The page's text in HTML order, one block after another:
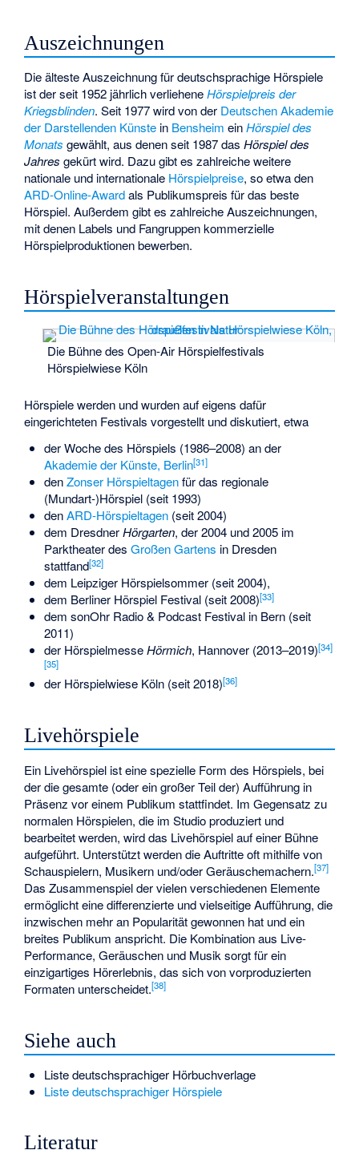
Auszeichnungen
Die älteste Auszeichnung für deutschsprachige Hörspiele
ist der seit 1952 jährlich verlieheneHörspielpreis der
Kriegsblinden. Seit 1977 wird von der Deutschen Akademie
der Darstellenden Künste in Bensheim einHörspiel des
Monats gewählt, aus denen seit 1987 dasHörspiel des
Jahres gekürt wird. Dazu gibt es zahlreiche weitere
nationale und internationale Hörspielpreise, so etwa den
ARD-Online-Awardals Publikumspreis für das beste
Hörspiel. Außerdem gibt es zahlreiche Auszeichnungen,
mit denen Labels und Fangruppen kommerzielle
Hörspielproduktionen bewerben.
Hörspielveranstaltungen
Die Bühne des Open-Air Hörspielfestivals
Hörspielwiese Köln
Hörspiele werden und wurden auf eigens dafür
eingerichteten Festivals vorgestellt und diskutiert, etwa
der Woche des Hörspiels (1986–2008) an der
Akademie der Künste, Berlin[31]
denZonser Hörspieltagenfür das regionale
(Mundart-)Hörspiel (seit 1993)
denARD-Hörspieltagen(seit 2004)
dem DresdnerHörgarten, der 2004 und 2005 im
Parktheater des Großen Gartens in Dresden
stattfand[32]
dem Leipziger Hörspielsommer(seit 2004),
dem Berliner Hörspiel Festival (seit 2008)[33]
dem sonOhr Radio & PodcastFestival in Bern (seit
2011)
der HörspielmesseHörmich, Hannover (2013–2019)[34]
[35]
der Hörspielwiese Köln(seit 2018)[36]
Livehörspiele
Ein Livehörspiel ist eine spezielle Form des Hörspiels, bei
der die gesamte (oder ein großer Teil der) Aufführung in
Präsenz vor einem Publikum stattfindet. Im Gegensatz zu
normalen Hörspielen, die im Studio produziert und
bearbeitet werden, wird das Livehörspiel auf einer Bühne
aufgeführt. Unterstützt werden die Auftritte oft mithilfe von
Schauspielern, Musikern und/oder Geräuschemachern.[37]
Das Zusammenspiel der vielen verschiedenen Elemente
ermöglicht eine differenzierte und vielseitige Aufführung, die
inzwischen mehr an Popularität gewonnen hat und ein
breites Publikum anspricht. Die Kombination aus Live-
Performance, Geräuschen und Musik sorgt für ein
einzigartiges Hörerlebnis, das sich von vorproduzierten
Formaten unterscheidet.[38]
Siehe auch
Liste deutschsprachiger Hörbuchverlage
Liste deutschsprachiger Hörspiele
Literatur